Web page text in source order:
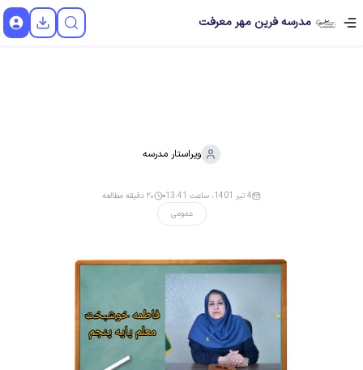
مدرسه فرین مهر معرفت
ویراستار مدرسه
عمومی
4 تیر 1401، ساعت 13:41 ۲۰ دقیقه مطالعه